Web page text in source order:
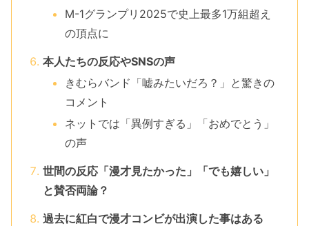
M-1グランプリ2025で史上最多1万組超え
の頂点に
本人たちの反応やSNSの声
きむらバンド「嘘みたいだろ？」と驚きの
コメント
ネットでは「異例すぎる」「おめでとう」
の声
世間の反応「漫才見たかった」「でも嬉しい」
と賛否両論？
過去に紅白で漫才コンビが出演した事はある